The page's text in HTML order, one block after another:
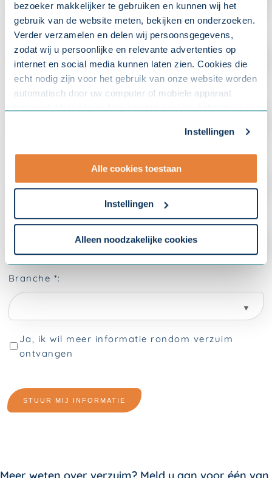
bezoeker makkelijker te gebruiken en kunnen wij het
gebruik van de website meten, bekijken en onderzoeken.
Verder verzamelen en delen wij persoonsgegevens,
zodat wij u persoonlijke en relevante advertenties op
internet en social media kunnen laten zien. Cookies die
echt nodig zijn voor het gebruik van onze website worden
automatisch door uw computer of mobiele apparaat
aanpassen. Met uw toestemming delen wij uw gegevens
- Lees hier onzeprivacyverklaringen onze
Om uw toestemmingsvoorkeur te wijzigen, klikt u op
Instellingen
Alle cookies toestaan
Instellingen
Alleen noodzakelijke cookies